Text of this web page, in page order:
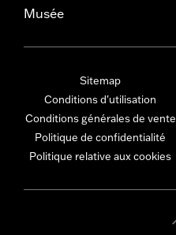
Musée
Sitemap
Conditions d'utilisation
Conditions générales de vente
Politique de confidentialité
Politique relative aux cookies